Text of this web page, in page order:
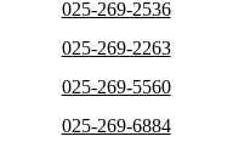
025-269-2536
025-269-2263
025-269-5560
025-269-6884